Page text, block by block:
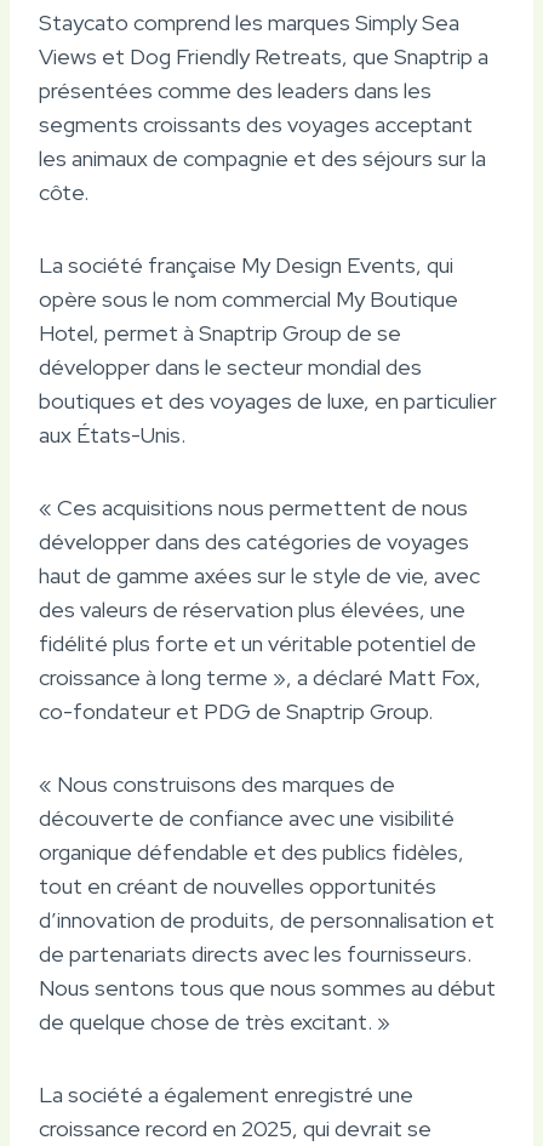
Staycato comprend les marques Simply Sea
Views et Dog Friendly Retreats, que Snaptrip a
présentées comme des leaders dans les
segments croissants des voyages acceptant
les animaux de compagnie et des séjours sur la
côte.
La société française My Design Events, qui
opère sous le nom commercial My Boutique
Hotel, permet à Snaptrip Group de se
développer dans le secteur mondial des
boutiques et des voyages de luxe, en particulier
aux États-Unis.
« Ces acquisitions nous permettent de nous
développer dans des catégories de voyages
haut de gamme axées sur le style de vie, avec
des valeurs de réservation plus élevées, une
fidélité plus forte et un véritable potentiel de
croissance à long terme », a déclaré Matt Fox,
co-fondateur et PDG de Snaptrip Group.
« Nous construisons des marques de
découverte de confiance avec une visibilité
organique défendable et des publics fidèles,
tout en créant de nouvelles opportunités
d’innovation de produits, de personnalisation et
de partenariats directs avec les fournisseurs.
Nous sentons tous que nous sommes au début
de quelque chose de très excitant. »
La société a également enregistré une
croissance record en 2025, qui devrait se